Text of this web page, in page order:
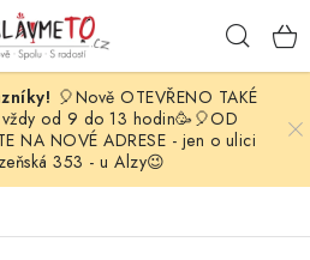
🎈Nově OTEVŘENO TAKÉ
vždy od 9 do 13 hodin🥳🎈OD
NA NOVÉ ADRESE - jen o ulici
353 - u Alzy😉